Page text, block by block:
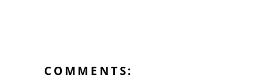
COMMENTS: